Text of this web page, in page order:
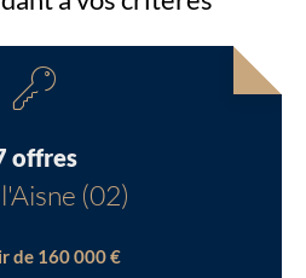
offres
(02)
de 160 000 €